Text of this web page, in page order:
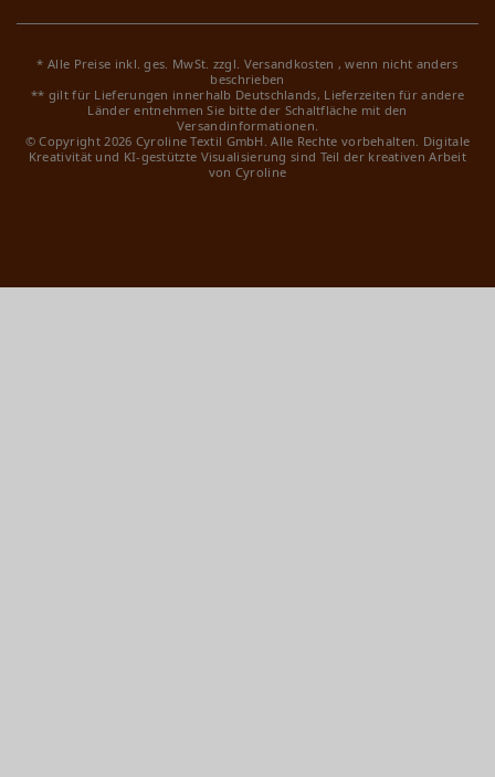
* Alle Preise inkl. ges. MwSt. zzgl. Versandkosten , wenn nicht anders
beschrieben
** gilt für Lieferungen innerhalb Deutschlands, Lieferzeiten für andere
Länder entnehmen Sie bitte der Schaltfläche mit den
Versandinformationen.
© Copyright 2026 Cyroline Textil GmbH. Alle Rechte vorbehalten. Digitale
Kreativität und KI-gestützte Visualisierung sind Teil der kreativen Arbeit
von Cyroline